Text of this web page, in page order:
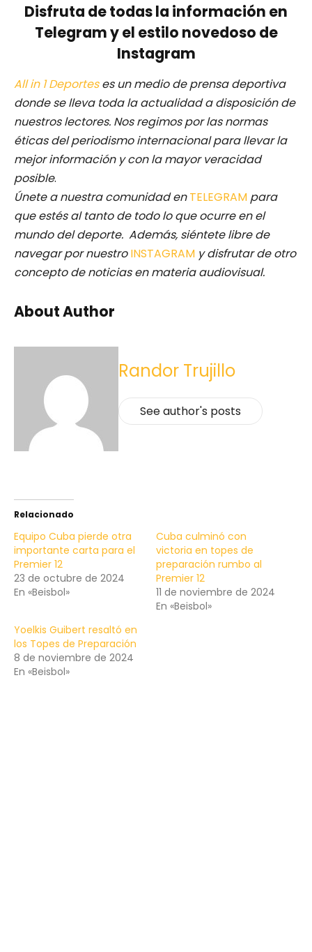
Disfruta de todas la información en
Telegram y el estilo novedoso de
Instagram
All in 1 Deporteses un medio de prensa deportiva
donde se lleva toda la actualidad a disposición de
nuestros lectores. Nos regimos por las normas
éticas del periodismo internacional para llevar la
mejor información y con la mayor veracidad
posible.
Únete a nuestra comunidad enTELEGRAM para
que estés al tanto de todo lo que ocurre en el
mundo del deporte. Además, siéntete libre de
navegar por nuestro INSTAGRAM y disfrutar de otro
concepto de noticias en materia audiovisual.
About Author
Randor Trujillo
See author's posts
Relacionado
Equipo Cuba pierde otra
importante carta para el
Premier 12
23 de octubre de 2024
En «Beisbol»
Cuba culminó con
victoria en topes de
preparación rumbo al
Premier 12
11 de noviembre de 2024
En «Beisbol»
Yoelkis Guibert resaltó en
los Topes de Preparación
8 de noviembre de 2024
En «Beisbol»